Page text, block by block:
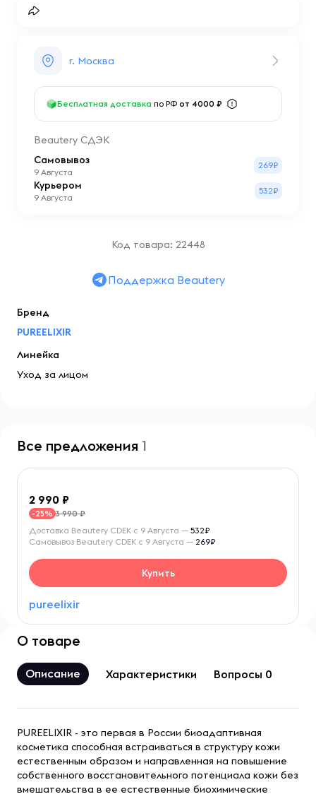
г. Москва
Бесплатная доставка по РФ от 4000 ₽
Beautery СДЭК
Самовывоз
9 Августа
269₽
Курьером
9 Августа
532₽
Код товара: 22448
Поддержка Beautery
Бренд
PUREELIXIR
Линейка
Уход за лицом
Все предложения 1
2 990
-25% 3 990 ₽
pureelixir
Доставка Beautery CDEK с 9 Августа — 532₽
Самовывоз Beautery CDEK с 9 Августа — 269₽
Купить
О товаре
Описание Характеристики Вопросы 0
PUREELIXIR - это первая в России биоадаптивная
косметика способная встраиваться в структуру кожи
естественным образом и направленная на повышение
собственного восстановительного потенциала кожи без
вмешательства в ее естественные биохимические